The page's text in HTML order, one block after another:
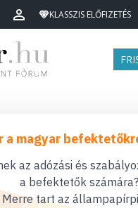
KLASSZIS ELŐFIZETÉS
a magyar
az adózási és
a befektetők számára?
Merre tart az